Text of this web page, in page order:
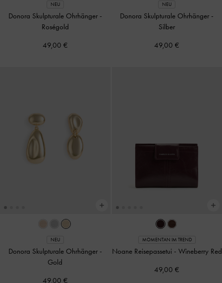
NEU
Donora Skulpturale Ohrhänger -
Roségold
49,00 €
NEU
Donora Skulpturale Ohrhänger -
Silber
49,00 €
NEU
Donora Skulpturale Ohrhänger -
Gold
49,00 €
MOMENTAN IM TREND
Noane Reisepassetui - Wineberry Red
49,00 €